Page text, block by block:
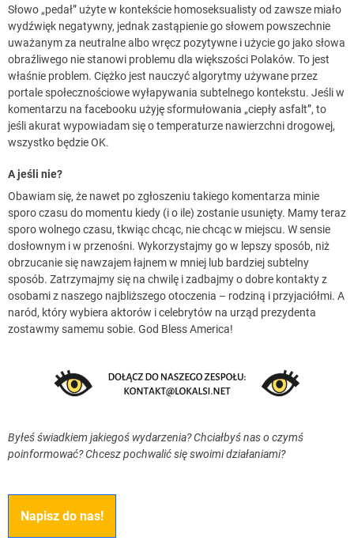
Słowo „pedał” użyte w kontekście homoseksualisty od zawsze miało
wydźwięk negatywny, jednak zastąpienie go słowem powszechnie
uważanym za neutralne albo wręcz pozytywne i użycie go jako słowa
obraźliwego nie stanowi problemu dla większości Polaków. To jest
właśnie problem. Ciężko jest nauczyć algorytmy używane przez
portale społecznościowe wyłapywania subtelnego kontekstu. Jeśli w
komentarzu na facebooku użyję sformułowania „ciepły asfalt”, to
jeśli akurat wypowiadam się o temperaturze nawierzchni drogowej,
wszystko będzie OK.
A jeśli nie?
Obawiam się, że nawet po zgłoszeniu takiego komentarza minie
sporo czasu do momentu kiedy (i o ile) zostanie usunięty. Mamy teraz
sporo wolnego czasu, tkwiąc chcąc, nie chcąc w miejscu. W sensie
dosłownym i w przenośni. Wykorzystajmy go w lepszy sposób, niż
obrzucanie się nawzajem łajnem w mniej lub bardziej subtelny
sposób. Zatrzymajmy się na chwilę i zadbajmy o dobre kontakty z
osobami z naszego najbliższego otoczenia – rodziną i przyjaciółmi. A
naród, który wybiera aktorów i celebrytów na urząd prezydenta
zostawmy samemu sobie. God Bless America!
Byłeś świadkiem jakiegoś wydarzenia? Chciałbyś nas o czymś
poinformować? Chcesz pochwalić się swoimi działaniami?
Napisz do nas!